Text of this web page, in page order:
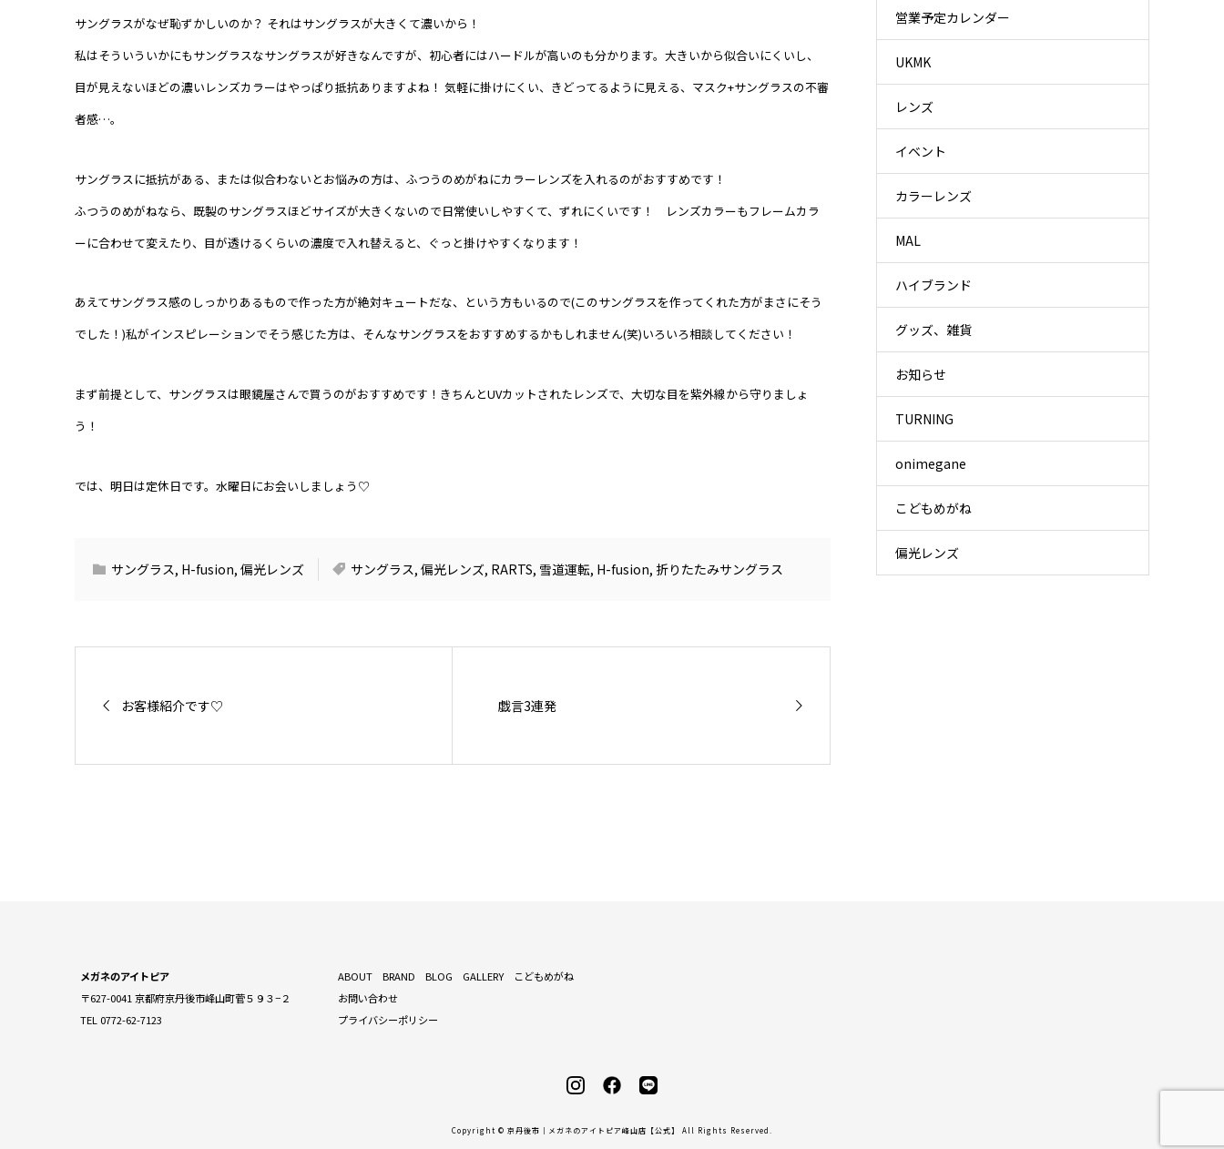
サングラスがなぜ恥ずかしいのか？ それはサングラスが大きくて濃いから！
私はそういういかにもサングラスなサングラスが好きなんですが、初心者にはハードルが高いのも分かります。大きいから似合いにくいし、
目が見えないほどの濃いレンズカラーはやっぱり抵抗ありますよね！ 気軽に掛けにくい、きどってるように見える、マスク+サングラスの不審
者感…。
サングラスに抵抗がある、または似合わないとお悩みの方は、ふつうのめがねにカラーレンズを入れるのがおすすめです！
ふつうのめがねなら、既製のサングラスほどサイズが大きくないので日常使いしやすくて、ずれにくいです！ レンズカラーもフレームカラ
ーに合わせて変えたり、目が透けるくらいの濃度で入れ替えると、ぐっと掛けやすくなります！
あえてサングラス感のしっかりあるもので作った方が絶対キュートだな、という方もいるので(このサングラスを作ってくれた方がまさにそう
でした！)私がインスピレーションでそう感じた方は、そんなサングラスをおすすめするかもしれません(笑)いろいろ相談してください！
まず前提として、サングラスは眼鏡屋さんで買うのがおすすめです！きちんとUVカットされたレンズで、大切な目を紫外線から守りましょ
う！
では、明日は定休日です。水曜日にお会いしましょう♡
サングラス, H-fusion, 偏光レンズ サングラス, 偏光レンズ, RARTS, 雪道運転, H-fusion, 折りたたみサングラス
お客様紹介です♡ 戯言3連発
営業予定カレンダー
UKMK
レンズ
イベント
カラーレンズ
MAL
ハイブランド
グッズ、雑貨
お知らせ
TURNING
onimegane
こどもめがね
偏光レンズ
メガネのアイトピア
〒627-0041 京都府京丹後市峰山町菅５９３−２
TEL 0772-62-7123
ABOUT BRAND BLOG GALLERY
こどもめがね
お問い合わせ
プライバシーポリシー
Copyright © 京丹後市｜メガネのアイトピア峰山店【公式】 All Rights Reserved.